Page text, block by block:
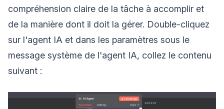
compréhension claire de la tâche à accomplir et
de la manière dont il doit la gérer. Double-cliquez
sur l'agent IA et dans les paramètres sous le
message système de l'agent IA, collez le contenu
suivant :